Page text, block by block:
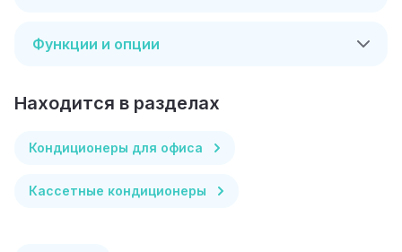
Функции и опции
Находится в разделах
Кондиционеры для офиса
Кассетные кондиционеры